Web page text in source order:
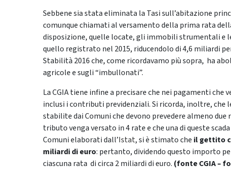
Sebbene sia stata eliminata la Tasi sull’abitazione
comunque chiamati al versamento della prima rata
disposizione, quelle locate, gli immobili strumentali e
quello registrato nel 2015, riducendolo di 4,6 miliardi
Stabilità 2016 che, come ricordavamo più sopra, ha
agricole e sugli “imbullonati”.
La CGIA tiene infine a precisare che nei pagamenti
inclusi i contributi previdenziali. Si ricorda, inoltre, che
stabilite dai Comuni che devono prevedere almeno
tributo venga versato in 4 rate e che una di queste
Comuni elaborati dall’Istat, si è stimato che il gettito
miliardi di euro: pertanto, dividendo questo importo
ciascuna rata di circa 2 miliardi di euro. (fonte CGIA –